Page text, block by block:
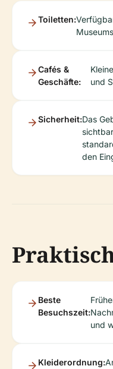
Toiletten:
Cafés &
Geschäfte:
und
Sicherheit:Das
den
Beste
Besuchszeit:
und
Kleiderordnung: